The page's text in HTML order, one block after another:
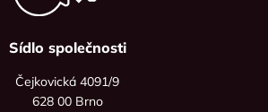
Sídlo společnosti
Čejkovická 4091/9
628 00 Brno